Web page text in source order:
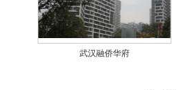
武汉融侨华府